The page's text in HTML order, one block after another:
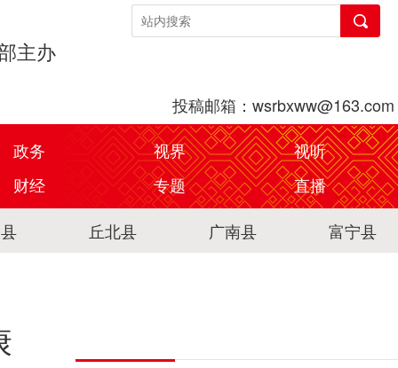
主办
投稿邮箱：wsrbxww@163.com
政务
视界
视听
财经
专题
直播
丘北县 广南县 富宁县